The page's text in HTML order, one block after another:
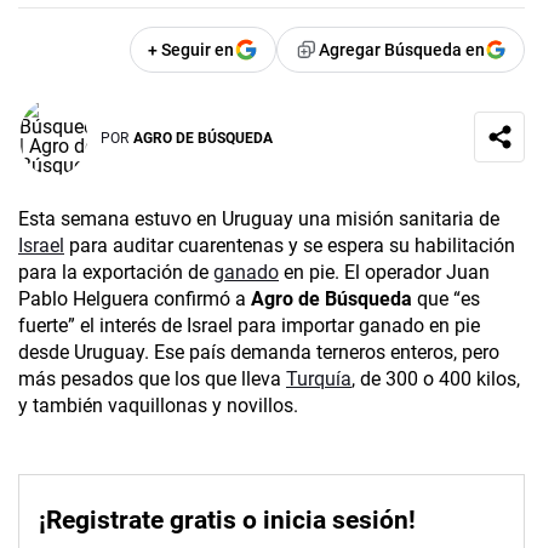
+ Seguir en Agregar Búsqueda en
POR AGRO DE BÚSQUEDA
Esta semana estuvo en Uruguay una misión sanitaria de
Israel para auditar cuarentenas y se espera su habilitación
para la exportación de ganado en pie. El operador Juan
Pablo Helguera confirmó a Agro de Búsqueda que “es
fuerte” el interés de Israel para importar ganado en pie
desde Uruguay. Ese país demanda terneros enteros, pero
más pesados que los que lleva Turquía, de 300 o 400 kilos,
y también vaquillonas y novillos.
¡Registrate gratis o inicia sesión!